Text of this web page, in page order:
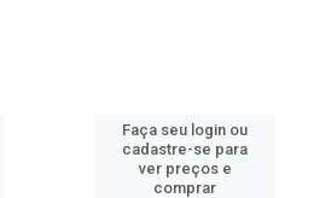
Faça seu login ou
cadastre-se para
ver preços e
comprar